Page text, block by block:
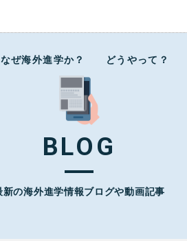
なぜ海外進学か？ どうやって？
BLOG
新の海外進学情報ブログや動画記事